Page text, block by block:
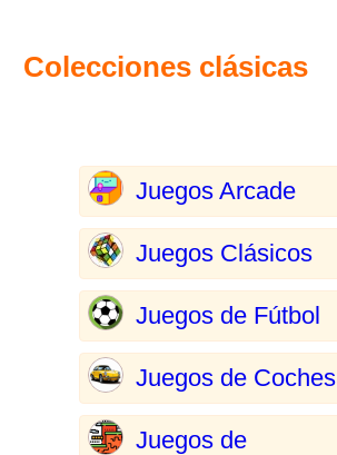
Colecciones clásicas
Juegos Arcade
Juegos Clásicos
Juegos de Fútbol
Juegos de Coches
Juegos de